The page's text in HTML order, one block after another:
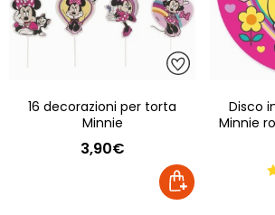
16 decorazioni per torta
Minnie
3,90€
Disco
Minnie